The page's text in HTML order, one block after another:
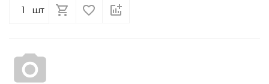
шт